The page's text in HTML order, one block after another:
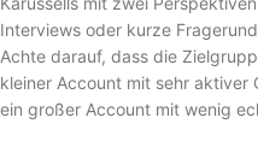
Interviews oder kurze
Achte darauf, dass die
kleiner Account mit sehr aktiver
ein großer Account mit wenig